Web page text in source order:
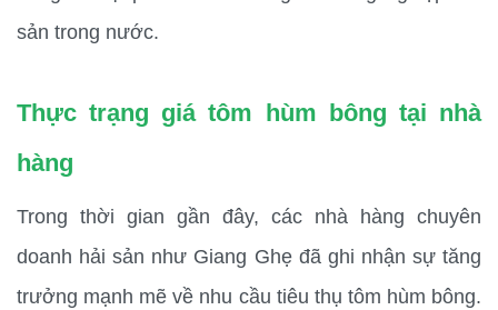
sản trong nước.
Thực trạng giá tôm hùm bông tại nhà
hàng
Trong thời gian gần đây, các nhà hàng chuyên
doanh hải sản như Giang Ghẹ đã ghi nhận sự tăng
trưởng mạnh mẽ về nhu cầu tiêu thụ tôm hùm bông.